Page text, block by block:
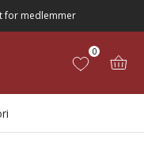
for medlemmer
0